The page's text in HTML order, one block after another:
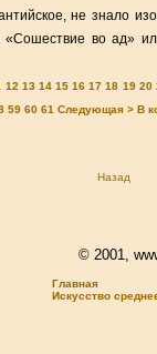
не знало
во ад»
12 13 14 15 16 17 18 19 20
59 60 61 Следующая > В
Назад
© 2001,
Главная
Искусство